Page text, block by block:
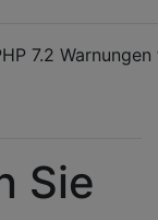
7.2
Sie